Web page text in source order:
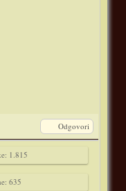
Odgovori
1.815
635